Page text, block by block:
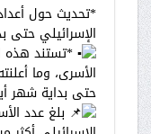
*تحديث حول
الإسرائيلي حتى
*تستند هذه
الأسرى، وما
حتى بداية شهر أيار/ مايو 2026،
بلغ عدد